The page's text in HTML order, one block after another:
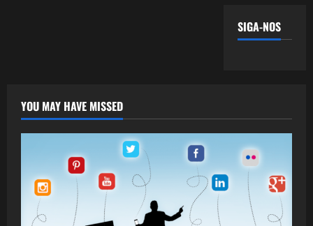
SIGA-NOS
YOU MAY HAVE MISSED